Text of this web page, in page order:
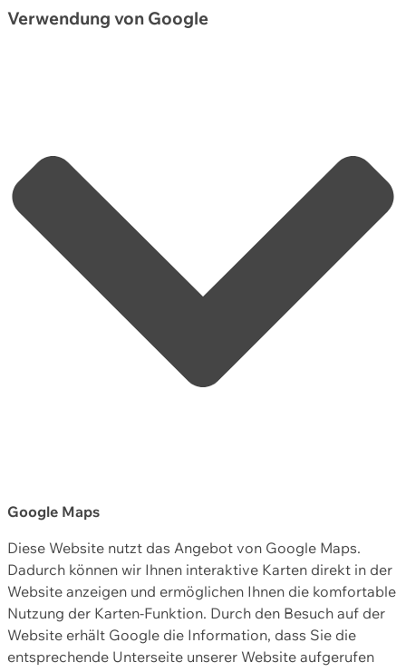
Verwendung von Google
Google Maps
Diese Website nutzt das Angebot von Google Maps.
Dadurch können wir Ihnen interaktive Karten direkt in der
Website anzeigen und ermöglichen Ihnen die komfortable
Nutzung der Karten-Funktion. Durch den Besuch auf der
Website erhält Google die Information, dass Sie die
entsprechende Unterseite unserer Website aufgerufen